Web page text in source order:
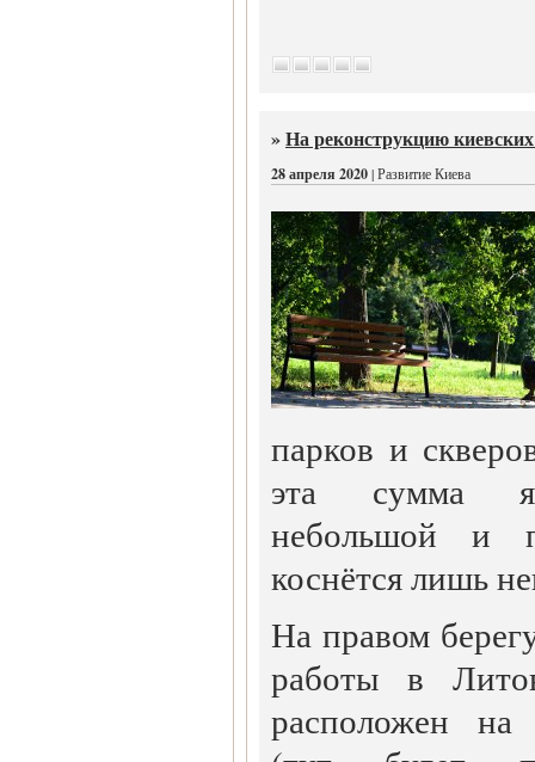
»На реконструкцию
28 апреля 2020| Развитие Киева
парков и
эта сумма
небольшой и
коснётся лишь
На правом
работы в
расположен на